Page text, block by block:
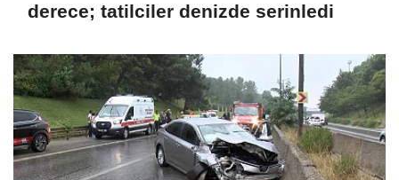
derece; tatilciler denizde serinledi